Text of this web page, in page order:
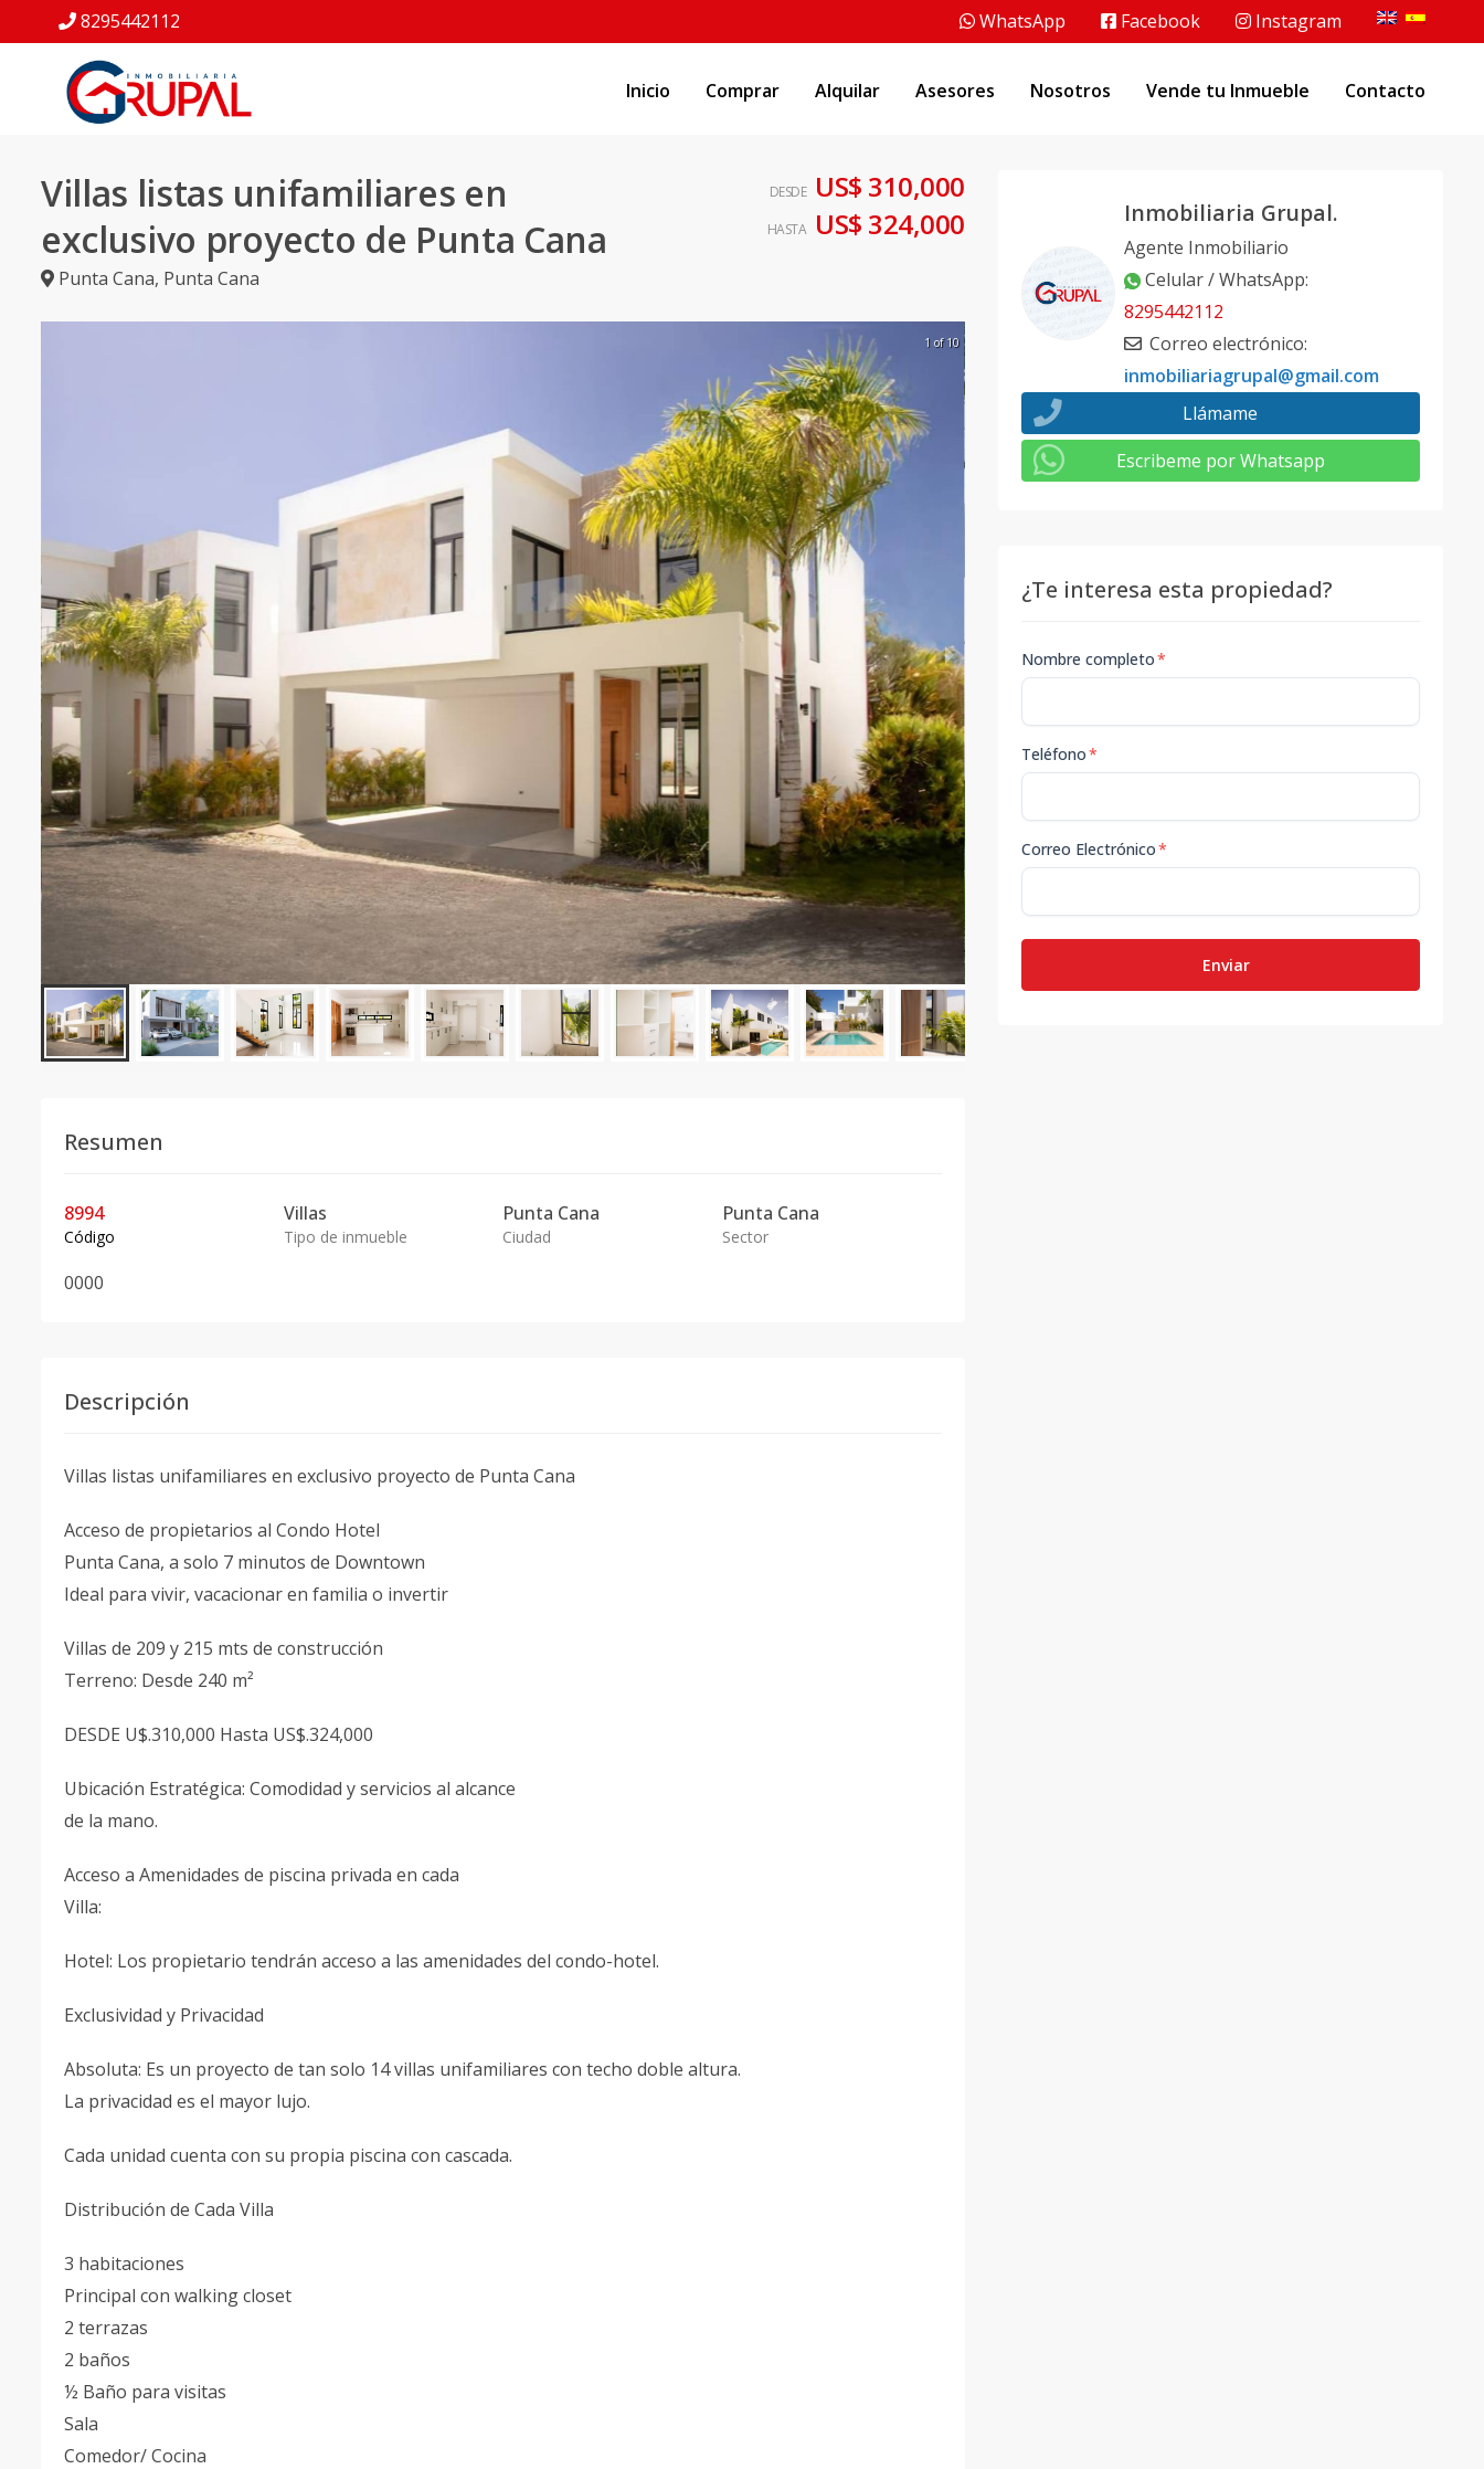
8295442112 WhatsApp Facebook Instagram
Inicio Comprar Alquilar Asesores Nosotros Vende tu Inmueble Contacto
Villas listas unifamiliares en
exclusivo proyecto de Punta Cana
Punta Cana, Punta Cana
DESDE US$ 310,000
HASTA US$ 324,000
1 of 10
Resumen
8994
Código
Villas
Tipo de inmueble
Punta Cana
Ciudad
Punta Cana
Sector
0000
Descripción
Villas listas unifamiliares en exclusivo proyecto de Punta Cana
Acceso de propietarios al Condo Hotel
Punta Cana, a solo 7 minutos de Downtown
Ideal para vivir, vacacionar en familia o invertir
Villas de 209 y 215 mts de construcción
Terreno: Desde 240 m²
DESDE U$.310,000 Hasta US$.324,000
Ubicación Estratégica: Comodidad y servicios al alcance
de la mano.
Acceso a Amenidades de piscina privada en cada
Villa:
Hotel: Los propietario tendrán acceso a las amenidades del condo-hotel.
Exclusividad y Privacidad
Absoluta: Es un proyecto de tan solo 14 villas unifamiliares con techo doble altura.
La privacidad es el mayor lujo.
Cada unidad cuenta con su propia piscina con cascada.
Distribución de Cada Villa
3 habitaciones
Principal con walking closet
2 terrazas
2 baños
½ Baño para visitas
Sala
Comedor/ Cocina
Inmobiliaria Grupal.
Agente Inmobiliario
Celular / WhatsApp:
8295442112
Correo electrónico:
inmobiliariagrupal@gmail.com
Llámame
Escribeme por Whatsapp
¿Te interesa esta propiedad?
Nombre completo*
Teléfono*
Correo Electrónico*
Enviar